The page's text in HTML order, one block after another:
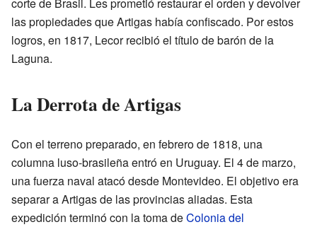
corte de Brasil. Les prometió restaurar el orden y devolver
las propiedades que Artigas había confiscado. Por estos
logros, en 1817, Lecor recibió el título de barón de la
Laguna.
La Derrota de Artigas
Con el terreno preparado, en febrero de 1818, una
columna luso-brasileña entró en Uruguay. El 4 de marzo,
una fuerza naval atacó desde Montevideo. El objetivo era
separar a Artigas de las provincias aliadas. Esta
expedición terminó con la toma deColonia del